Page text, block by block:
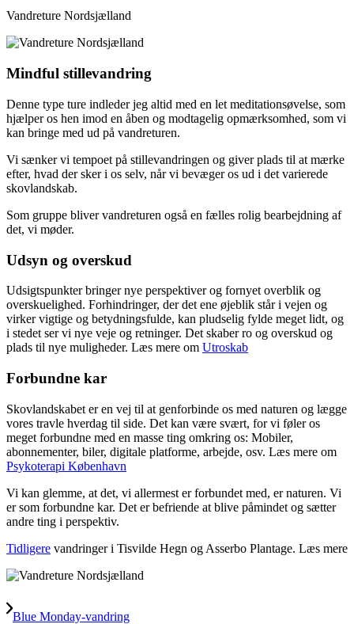
Vandreture Nordsjælland
Mindful stillevandring
Denne type ture indleder jeg altid med en let meditationsøvelse, som
hjælper os hen imod en åben og modtagelig opmærksomhed, som vi
kan bringe med ud på vandreturen.
Vi sænker vi tempoet på stillevandringen og giver plads til at mærke
efter, hvad der sker i os selv, når vi bevæger os ud i det varierede
skovlandskab.
Som gruppe bliver vandreturen også en fælles rolig bearbejdning af
det, vi møder.
Udsyn og overskud
Udsigtspunkter bringer nye perspektiver og fornyet overblik og
overskuelighed. Forhindringer, der det ene øjeblik står i vejen og
virker vigtige og betydningsfulde, kan pludselig fylde meget lidt, og
i stedet ser vi nye veje og retninger. Det skaber ro og overskud og
plads til nye muligheder. Læs mere om Utroskab
Forbundne kar
Skovlandskabet er en vej til at genforbinde os med naturen og lægge
vores travle hverdag til side. Det kan være svært, for vi føler os
meget forbundne med en masse ting omkring os: Mobiler,
abonnementer, biler, digitale platforme, arbejde, osv. Læs mere om
Psykoterapi København
Vi kan glemme, at det, vi allermest er forbundet med, er naturen. Vi
er som forbundne kar. Det er befriende at blive påmindet og sætter
andre ting i perspektiv.
Tidligere vandringer i Tisvilde Hegn og Asserbo Plantage. Læs mere
Blue Monday-vandring